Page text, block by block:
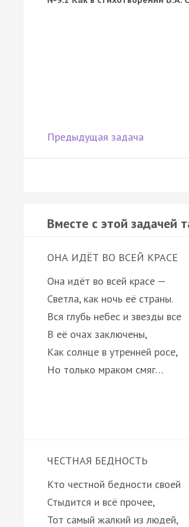
Предыдущая задача
Вместе с этой задачей
ОНА ИДЁТ ВО ВСЕЙ КРАСЕ
Она идёт во всей красе —
Светла, как ночь её страны.
Вся глубь небес и звезды все
В её очах заключены,
Как солнце в утренней росе,
Но только мраком смяг…
ЧЕСТНАЯ БЕДНОСТЬ
Кто честной бедности своей
Стыдится и всё прочее,
Тот самый жалкий из людей,